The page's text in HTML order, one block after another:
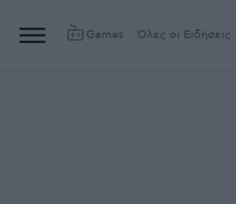
Games Όλες οι Ειδήσεις